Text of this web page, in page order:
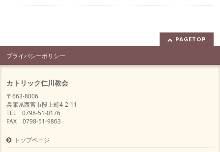
PAGETOP
プライバシーポリシー
カトリック仁川教会
〒663-8006
兵庫県西宮市段上町4-2-11
TEL 0798-51-0176
FAX 0798-51-9863
トップページ